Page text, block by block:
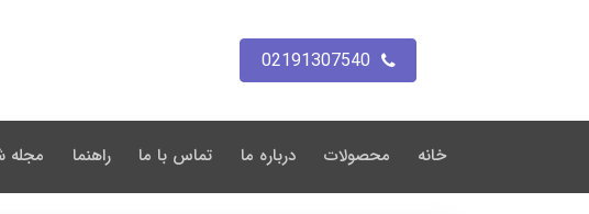
02191307540
خانه محصولات درباره ما تماس با ما راهنما مجله